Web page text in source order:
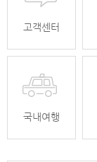
고객센터
국내여행